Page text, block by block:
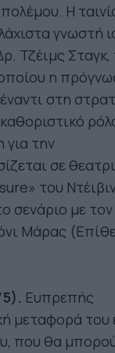
Η
γνωστή
Τζέιμς Σταγκ,
η
στη
για την
σε
του
σενάριο με
Μάρας
Ευπρεπής
μεταφορά του
που θα